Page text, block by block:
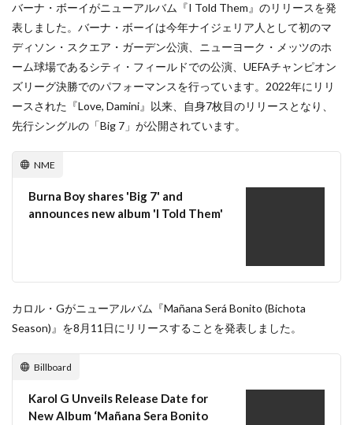
バーナ・ボーイがニューアルバム『I Told Them』のリリースを発
表しました。バーナ・ボーイは今年ナイジェリア人として初のマ
ディソン・スクエア・ガーデン公演、ニューヨーク・メッツのホ
ーム球場であるシティ・フィールドでの公演、UEFAチャンピオン
ズリーグ決勝でのパフォーマンスを行っています。2022年にリリ
ースされた『Love, Damini』以来、自身7枚目のリリースとなり、
先行シングルの「Big 7」が公開されています。
NME
Burna Boy shares 'Big 7' and
announces new album 'I Told Them'
カロル・Gがニューアルバム『Mañana Será Bonito (Bichota
Season)』を8月11日にリリースすることを発表しました。
Billboard
Karol G Unveils Release Date for
New Album ‘Mañana Sera Bonito